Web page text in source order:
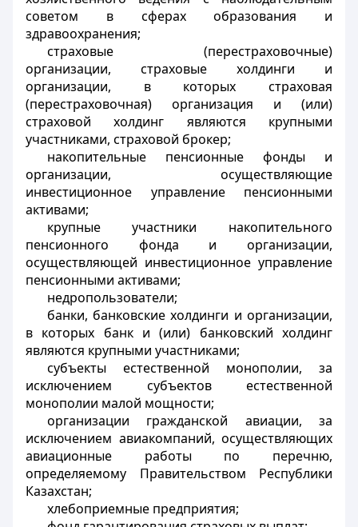
советом в сферах образования и
здравоохранения;
страховые (перестраховочные)
организации, страховые холдинги и
организации, в которых страховая
(перестраховочная) организация и (или)
страховой холдинг являются крупными
участниками, страховой брокер;
накопительные пенсионные фонды и
организации, осуществляющие
инвестиционное управление пенсионными
активами;
крупные участники накопительного
пенсионного фонда и организации,
осуществляющей инвестиционное управление
пенсионными активами;
недропользователи;
банки, банковские холдинги и организации,
в которых банк и (или) банковский холдинг
являются крупными участниками;
субъекты естественной монополии, за
исключением субъектов естественной
монополии малой мощности;
организации гражданской авиации, за
исключением авиакомпаний, осуществляющих
авиационные работы по перечню,
определяемому Правительством Республики
Казахстан;
хлебоприемные предприятия;